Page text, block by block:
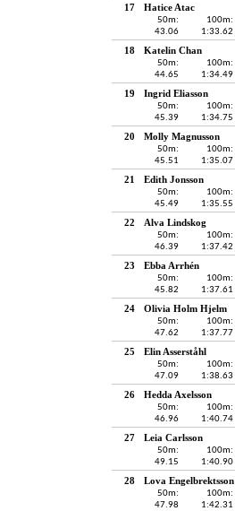
17 Hatice Atac
50m:
43.06
100m:
1:33.62
18 Katelin Chan
50m:
44.65
100m:
1:34.49
19 Ingrid Eliasson
50m:
45.39
100m:
1:34.75
20 Molly Magnusson
50m:
45.51
100m:
1:35.07
21 Edith Jonsson
50m:
45.49
100m:
1:35.55
22 Alva Lindskog
50m:
46.39
100m:
1:37.42
23 Ebba Arrhén
50m:
45.82
100m:
1:37.61
24 Olivia Holm Hjelm
50m:
47.62
100m:
1:37.77
25 Elin Asserståhl
50m:
47.09
100m:
1:38.63
26 Hedda Axelsson
50m:
46.96
100m:
1:40.74
27 Leia Carlsson
50m:
49.15
100m:
1:40.90
28 Lova Engelbrektsson
50m:
47.98
100m:
1:42.31